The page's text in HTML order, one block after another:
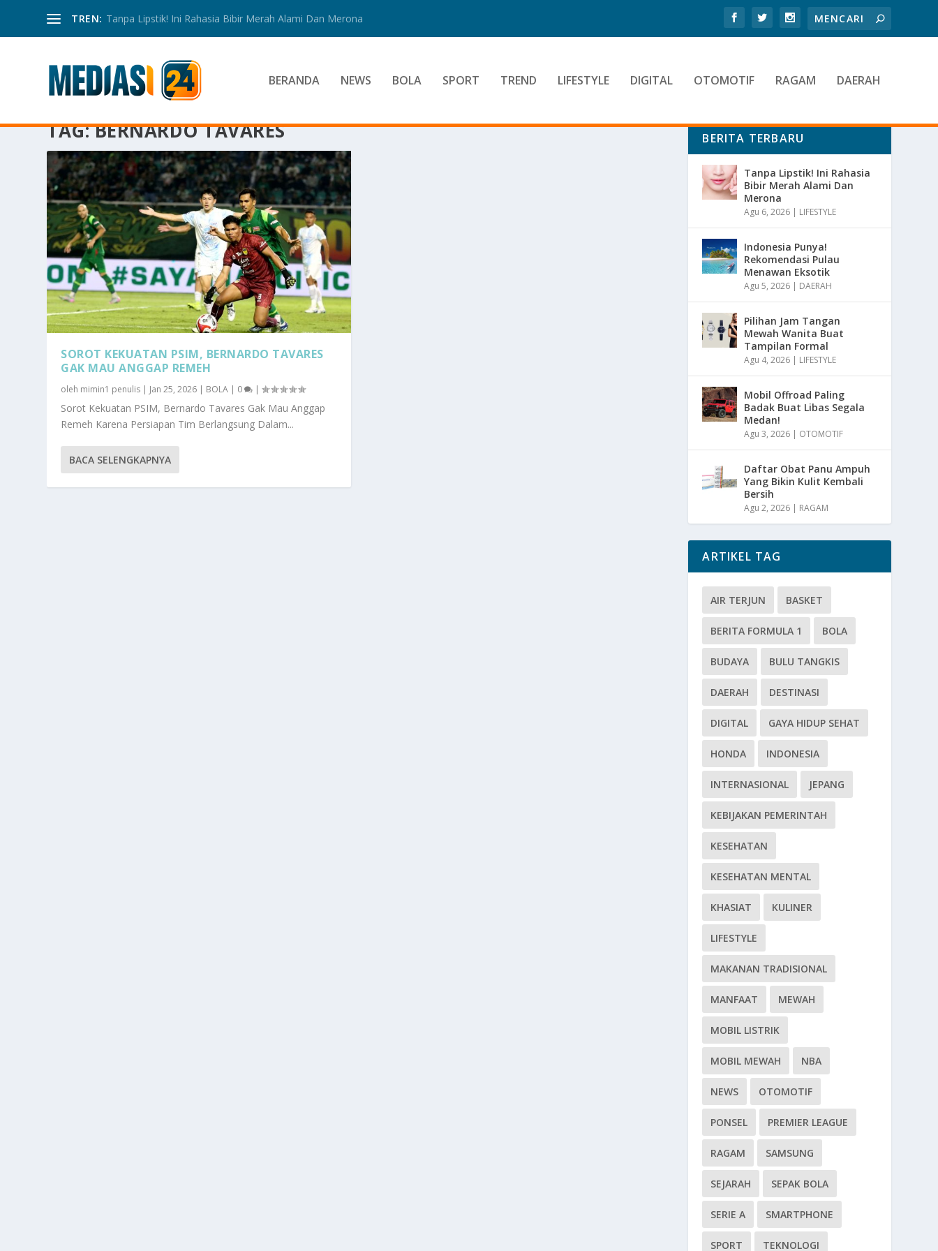
TREN: Tanpa Lipstik! Ini Rahasia Bibir Merah Alami Dan Merona
BERANDA NEWS BOLA SPORT TREND LIFESTYLE DIGITAL OTOMOTIF RAGAM DAERAH
TAG:BERNARDO TAVARES
SOROT KEKUATAN PSIM, BERNARDO TAVARES
GAK MAU ANGGAP REMEH
oleh mimin1 penulis | Jan 25, 2026 | BOLA | 0 |
Sorot Kekuatan PSIM, Bernardo Tavares Gak Mau Anggap
Remeh Karena Persiapan Tim Berlangsung Dalam...
BACA SELENGKAPNYA
BERITA TERBARU
Tanpa Lipstik! Ini Rahasia
Bibir Merah Alami Dan
Merona
Agu 6, 2026 | LIFESTYLE
Indonesia Punya!
Rekomendasi Pulau
Menawan Eksotik
Agu 5, 2026 | DAERAH
Pilihan Jam Tangan
Mewah Wanita Buat
Tampilan Formal
Agu 4, 2026 | LIFESTYLE
Mobil Offroad Paling
Badak Buat Libas Segala
Medan!
Agu 3, 2026 | OTOMOTIF
Daftar Obat Panu Ampuh
Yang Bikin Kulit Kembali
Bersih
Agu 2, 2026 | RAGAM
ARTIKEL TAG
AIR TERJUN BASKET
BERITA FORMULA 1 BOLA
BUDAYA BULU TANGKIS
DAERAH DESTINASI
DIGITAL GAYA HIDUP SEHAT
HONDA INDONESIA
INTERNASIONAL JEPANG
KEBIJAKAN PEMERINTAH
KESEHATAN
KESEHATAN MENTAL
KHASIAT KULINER
LIFESTYLE
MAKANAN TRADISIONAL
MANFAAT MEWAH
MOBIL LISTRIK
MOBIL MEWAH NBA
NEWS OTOMOTIF
PONSEL PREMIER LEAGUE
RAGAM SAMSUNG
SEJARAH SEPAK BOLA
SERIE A SMARTPHONE
SPORT TEKNOLOGI